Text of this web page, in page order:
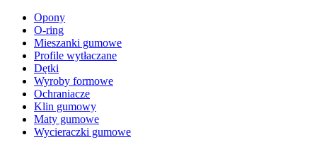
Opony
O-ring
Mieszanki gumowe
Profile wytłaczane
Dętki
Wyroby formowe
Ochraniacze
Klin gumowy
Maty gumowe
Wycieraczki gumowe